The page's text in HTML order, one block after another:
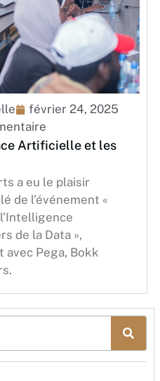
février 24, 2025
Artificielle et les
a eu le plaisir
de l’événement «
de la Data »,
avec Pega, Bokk